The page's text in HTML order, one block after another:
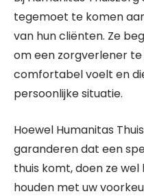
tegemoet te komen
van hun cliënten. Ze
om een zorgverlener
comfortabel voelt en
persoonlijke situatie.
Hoewel Humanitas
garanderen dat een
thuis komt, doen ze
houden met uw